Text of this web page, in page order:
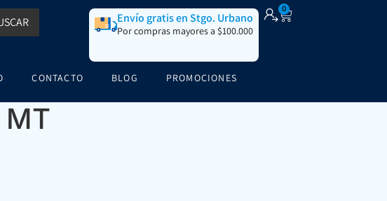
Envío gratis en Stgo. Urbano
Por compras mayores a $100.000
0
CONTACTO BLOG PROMOCIONES